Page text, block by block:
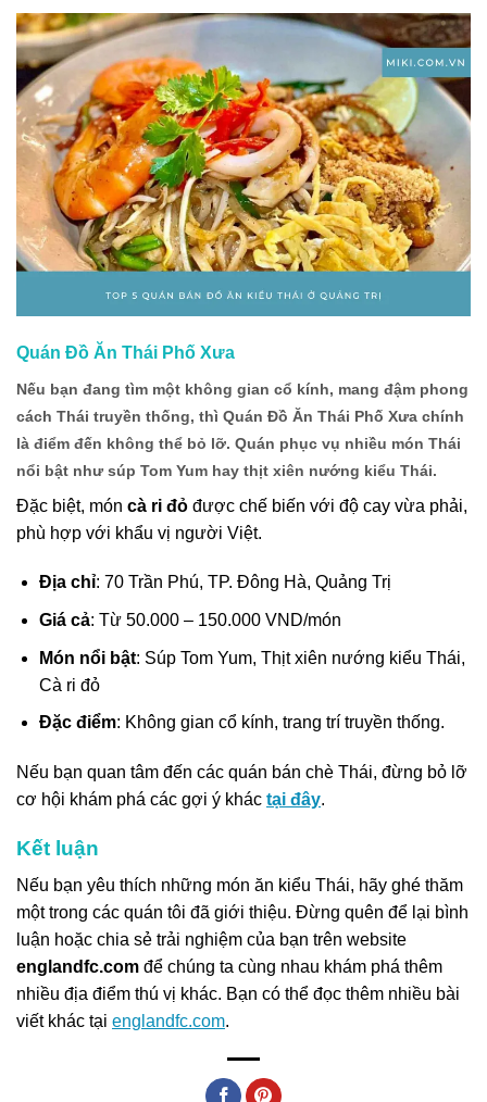
Quán Đồ Ăn Thái Phố Xưa
Nếu bạn đang tìm một không gian cổ kính, mang đậm phong
cách Thái truyền thống, thì Quán Đồ Ăn Thái Phố Xưa chính
là điểm đến không thể bỏ lỡ. Quán phục vụ nhiều món Thái
nổi bật như súp Tom Yum hay thịt xiên nướng kiểu Thái.
Đặc biệt, món cà ri đỏ được chế biến với độ cay vừa phải,
phù hợp với khẩu vị người Việt.
Địa chỉ: 70 Trần Phú, TP. Đông Hà, Quảng Trị
Giá cả: Từ 50.000 – 150.000 VND/món
Món nổi bật: Súp Tom Yum, Thịt xiên nướng kiểu Thái,
Cà ri đỏ
Đặc điểm: Không gian cổ kính, trang trí truyền thống.
Nếu bạn quan tâm đến các quán bán chè Thái, đừng bỏ lỡ
cơ hội khám phá các gợi ý khác tại đây.
Kết luận
Nếu bạn yêu thích những món ăn kiểu Thái, hãy ghé thăm
một trong các quán tôi đã giới thiệu. Đừng quên để lại bình
luận hoặc chia sẻ trải nghiệm của bạn trên website
englandfc.com để chúng ta cùng nhau khám phá thêm
nhiều địa điểm thú vị khác. Bạn có thể đọc thêm nhiều bài
viết khác tại englandfc.com.